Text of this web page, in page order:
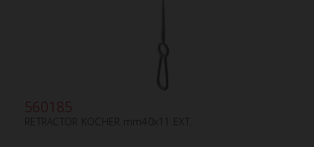
560185
RETRACTOR KOCHER mm40x11 EXT.